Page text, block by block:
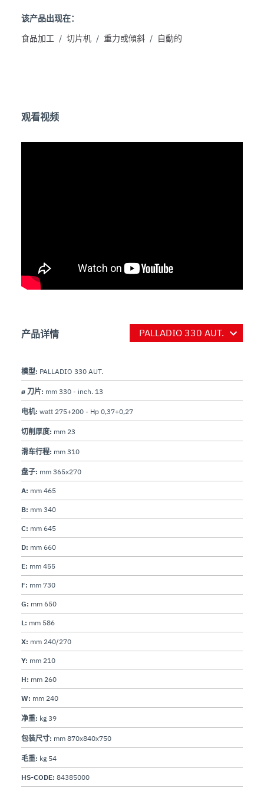
Optionals:
- Carriage with increased length, equipped with
adjustable guides to align and feed one or multiple
products in parallel, and a specially designed
/ -6°C.
该产品出现在：
食品加工 / 切片机 / 重力或傾斜 / 自動的
观看视频
产品详情
模型: PALLADIO 330 AUT.
ø 刀片: mm 330 - inch. 13
电机: watt 275+200 - Hp 0,37+0,27
切削厚度: mm 23
滑车行程: mm 310
盘子: mm 365x270
A: mm 465
B: mm 340
C: mm 645
D: mm 660
E: mm 455
F: mm 730
G: mm 650
L: mm 586
X: mm 240/270
Y: mm 210
H: mm 260
W: mm 240
净重: kg 39
包装尺寸: mm 870x840x750
毛重: kg 54
HS-CODE: 84385000